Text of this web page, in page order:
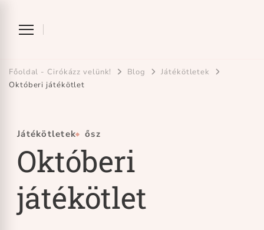
Főoldal - Cirókázz velünk! Blog
Játékötletek
Októberi játékötlet
Játékötletek ősz
Októberi
játékötlet